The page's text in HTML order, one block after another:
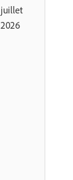
juillet
2026